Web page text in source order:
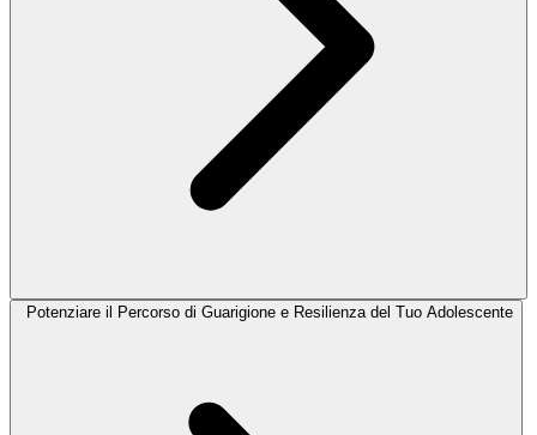
Potenziare il Percorso di Guarigione e Resilienza del Tuo Adolescente